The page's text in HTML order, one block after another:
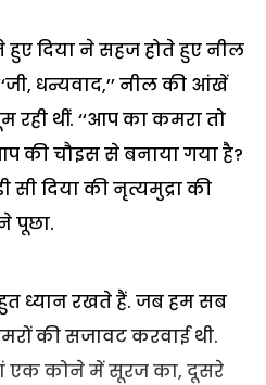
हुए दिया ने सहज होते हुए नील
धन्यवाद,’’ नील की आंखें
थीं. ‘‘आप का कमरा तो
की चौइस से बनाया गया है?
सी दिया की नृत्यमुद्रा की
पूछा.
ध्यान रखते हैं. जब हम सब
की सजावट करवाई थी.
एक कोने में सूरज का, दूसरे